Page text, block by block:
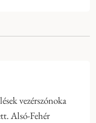
vezérszónoka
Alsó-Fehér